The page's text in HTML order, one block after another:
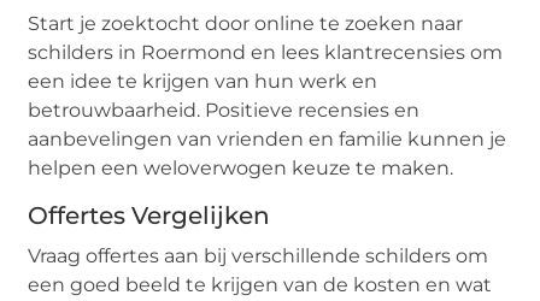
Start je zoektocht door online te zoeken naar
schilders in Roermond en lees klantrecensies om
een idee te krijgen van hun werk en
betrouwbaarheid. Positieve recensies en
aanbevelingen van vrienden en familie kunnen je
helpen een weloverwogen keuze te maken.
Offertes Vergelijken
Vraag offertes aan bij verschillende schilders om
een goed beeld te krijgen van de kosten en wat